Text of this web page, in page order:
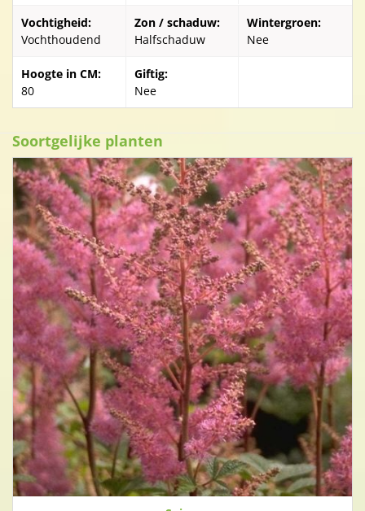
Vochtigheid:
Vochthoudend
Zon / schaduw:
Halfschaduw
Wintergroen:
Nee
Hoogte in CM:
80
Giftig:
Nee
Soortgelijke planten